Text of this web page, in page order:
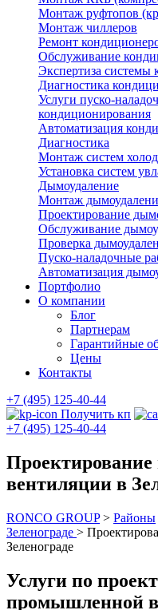
Монтаж руфтопов
Монтаж чиллеров
Ремонт
Обслуживание
Экспертиза системы
Диагностика
Услуги пуско-
кондиционирования
Автоматизация
Диагностика
Монтаж систем
Установка систем
Дымоудаление
Монтаж
Проектирование
Обслуживание
Проверка
Пуско-наладочные
Автоматизация
Портфолио
О компании
Блог
Партнерам
Гарантийные
Цены
Контакты
+7 (495) 125-40-44
Получить кп
+7 (495) 125-40-44
вентиляции в
RONCO GROUP> Районы
Зеленограде >
Зеленограде
Услуги по
промышленной